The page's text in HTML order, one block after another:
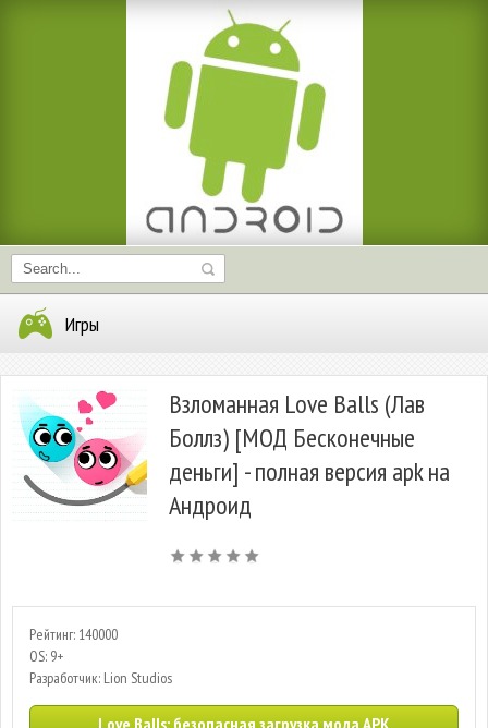
Игры
Взломанная Love Balls (Лав
Боллз) [МОД Бесконечные
деньги] - полная версия apk на
Андроид
Рейтинг: 140000
OS: 9+
Разработчик: Lion Studios
Love Balls: безопасная загрузка мода APK